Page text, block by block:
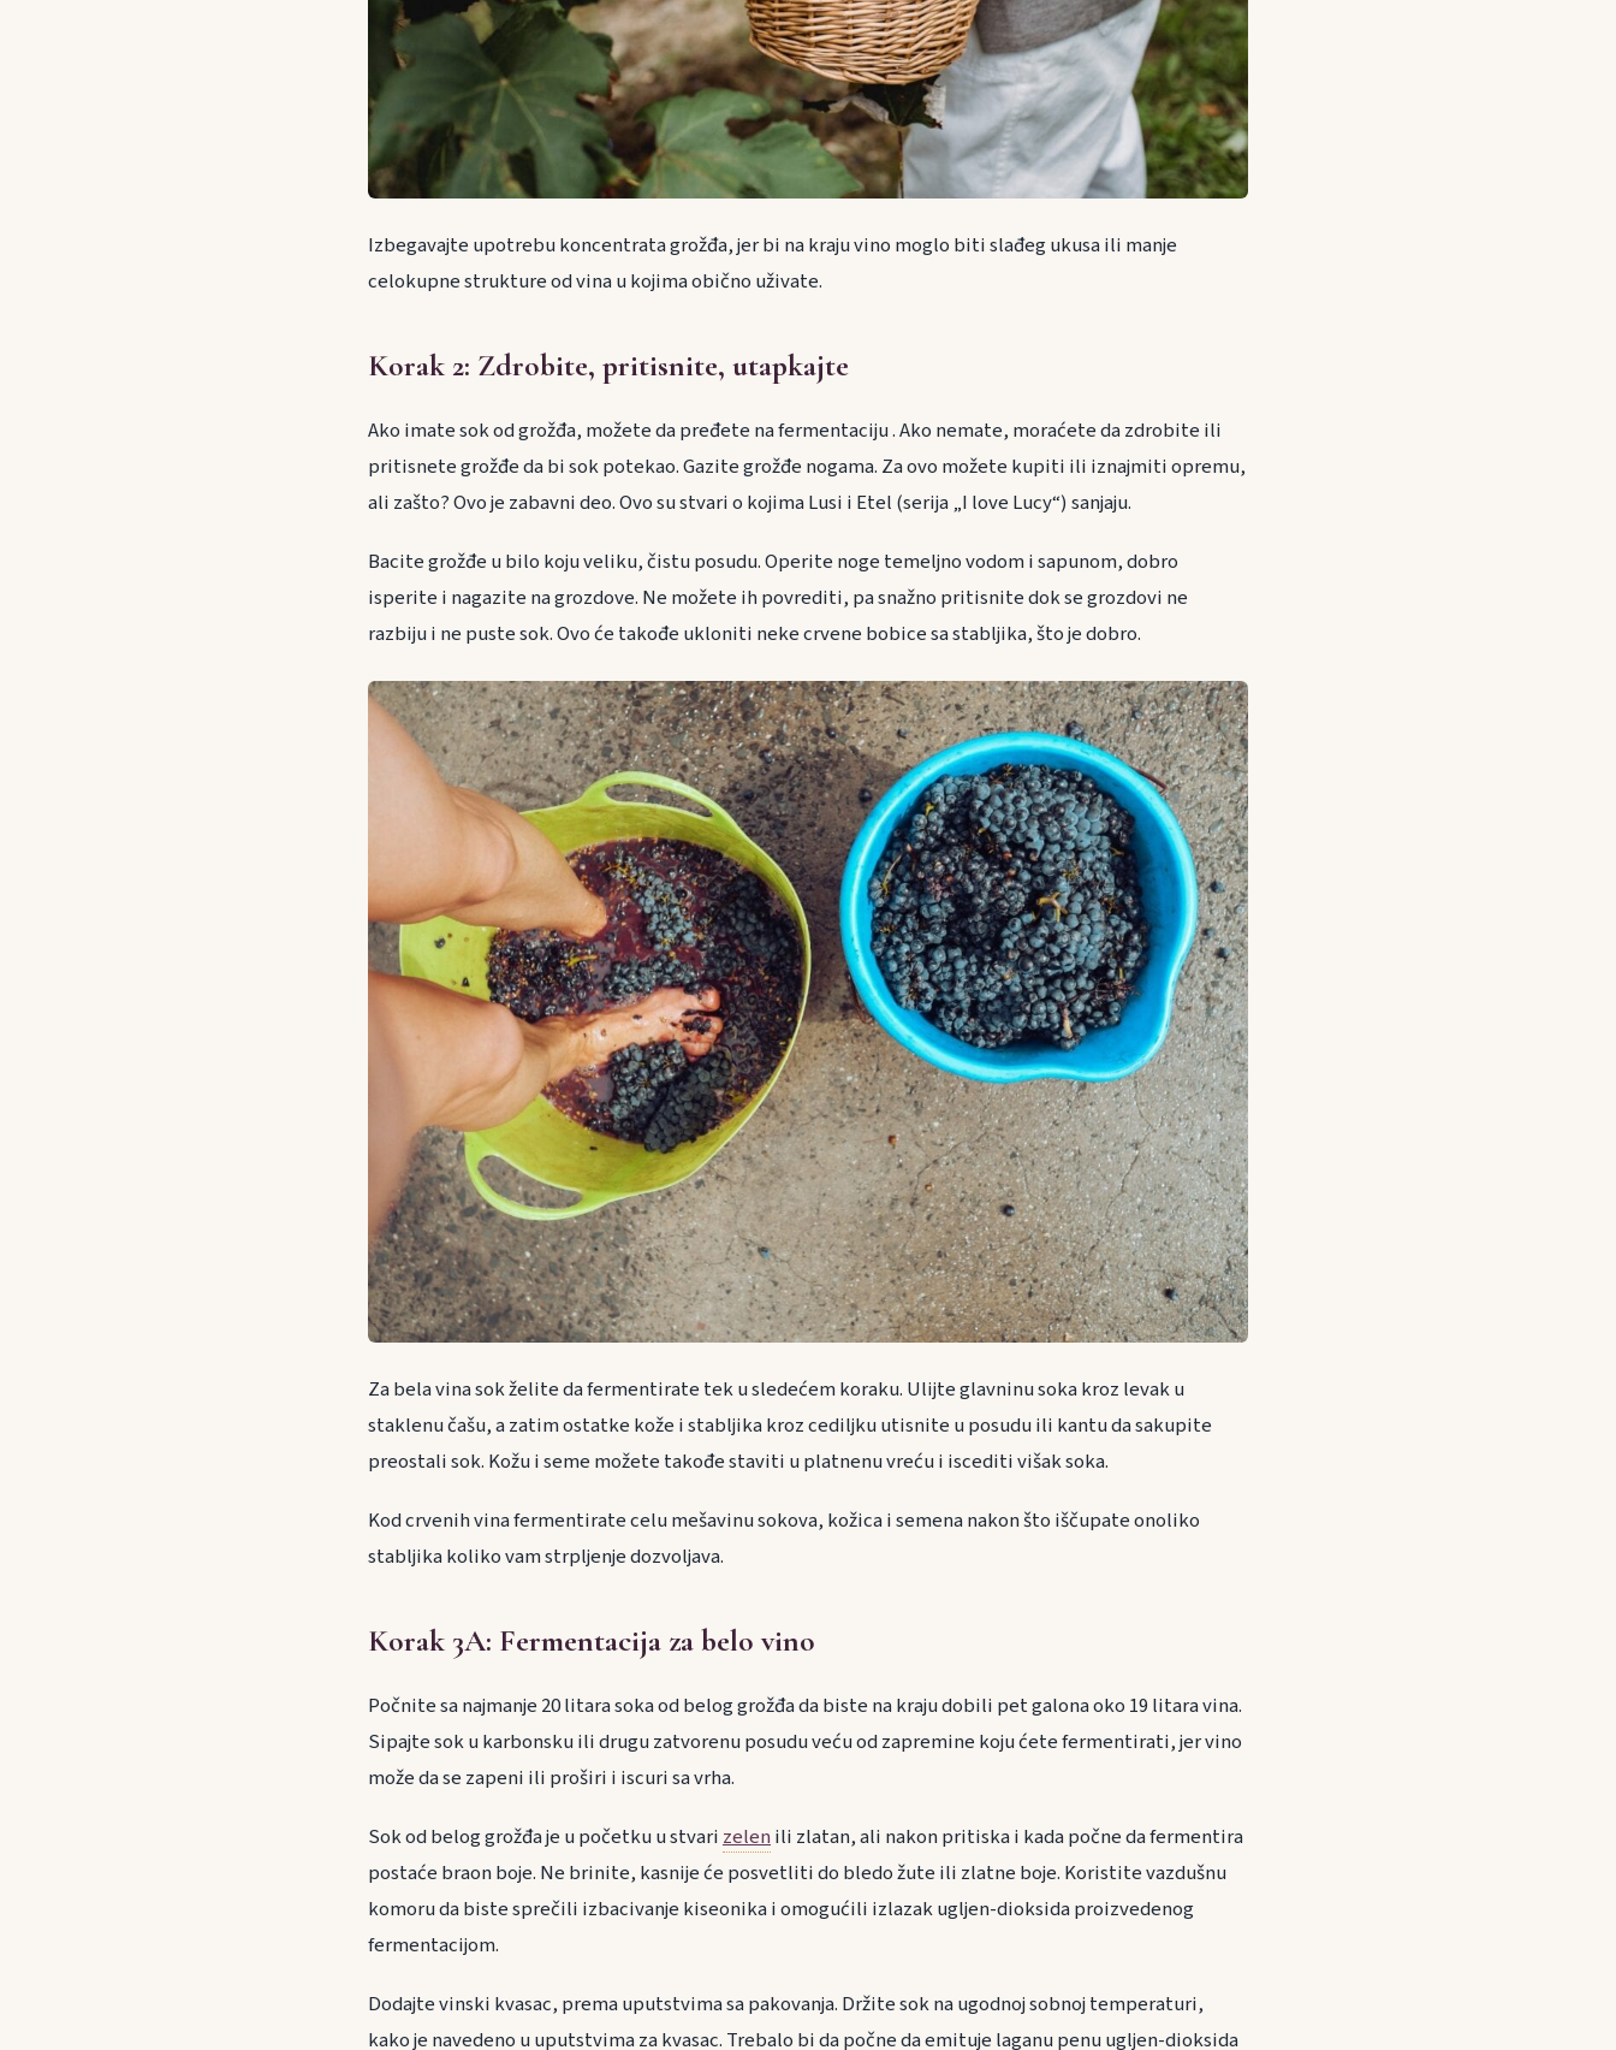
Izbegavajte upotrebu koncentrata grožđa, jer bi na kraju vino moglo biti slađeg ukusa ili manje
celokupne strukture od vina u kojima obično uživate.
Korak 2: Zdrobite, pritisnite, utapkajte
Ako imate sok od grožđa, možete da pređete na fermentaciju . Ako nemate, moraćete da zdrobite ili
pritisnete grožđe da bi sok potekao. Gazite grožđe nogama. Za ovo možete kupiti ili iznajmiti opremu,
ali zašto? Ovo je zabavni deo. Ovo su stvari o kojima Lusi i Etel (serija „I love Lucy“) sanjaju.
Bacite grožđe u bilo koju veliku, čistu posudu. Operite noge temeljno vodom i sapunom, dobro
isperite i nagazite na grozdove. Ne možete ih povrediti, pa snažno pritisnite dok se grozdovi ne
razbiju i ne puste sok. Ovo će takođe ukloniti neke crvene bobice sa stabljika, što je dobro.
Za bela vina sok želite da fermentirate tek u sledećem koraku. Ulijte glavninu soka kroz levak u
staklenu čašu, a zatim ostatke kože i stabljika kroz cediljku utisnite u posudu ili kantu da sakupite
preostali sok. Kožu i seme možete takođe staviti u platnenu vreću i iscediti višak soka.
Kod crvenih vina fermentirate celu mešavinu sokova, kožica i semena nakon što iščupate onoliko
stabljika koliko vam strpljenje dozvoljava.
Korak 3A: Fermentacija za belo vino
Počnite sa najmanje 20 litara soka od belog grožđa da biste na kraju dobili pet galona oko 19 litara vina.
Sipajte sok u karbonsku ili drugu zatvorenu posudu veću od zapremine koju ćete fermentirati, jer vino
može da se zapeni ili proširi i iscuri sa vrha.
Sok od belog grožđa je u početku u stvarizelenili zlatan, ali nakon pritiska i kada počne da fermentira
postaće braon boje. Ne brinite, kasnije će posvetliti do bledo žute ili zlatne boje. Koristite vazdušnu
komoru da biste sprečili izbacivanje kiseonika i omogućili izlazak ugljen-dioksida proizvedenog
fermentacijom.
Dodajte vinski kvasac, prema uputstvima sa pakovanja. Držite sok na ugodnoj sobnoj temperaturi,
kako je navedeno u uputstvima za kvasac. Trebalo bi da počne da emituje laganu penu ugljen-dioksida